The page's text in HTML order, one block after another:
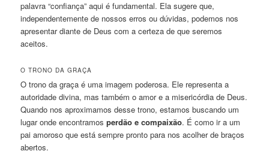
palavra “confiança” aqui é fundamental. Ela sugere que,
independentemente de nossos erros ou dúvidas, podemos nos
apresentar diante de Deus com a certeza de que seremos
aceitos.
O TRONO DA GRAÇA
O trono da graça é uma imagem poderosa. Ele representa a
autoridade divina, mas também o amor e a misericórdia de Deus.
Quando nos aproximamos desse trono, estamos buscando um
lugar onde encontramosperdão e compaixão. É como ir a um
pai amoroso que está sempre pronto para nos acolher de braços
abertos.